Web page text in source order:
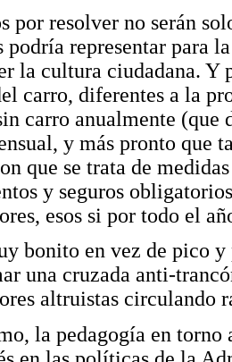
por resolver no serán
podría representar para
la cultura ciudadana. Y
carro, diferentes a la
carro anualmente (que
y más pronto que
que se trata de
y seguros
esos si por todo el
bonito en vez de pico
una cruzada anti-
altruistas circulando
la pedagogía en